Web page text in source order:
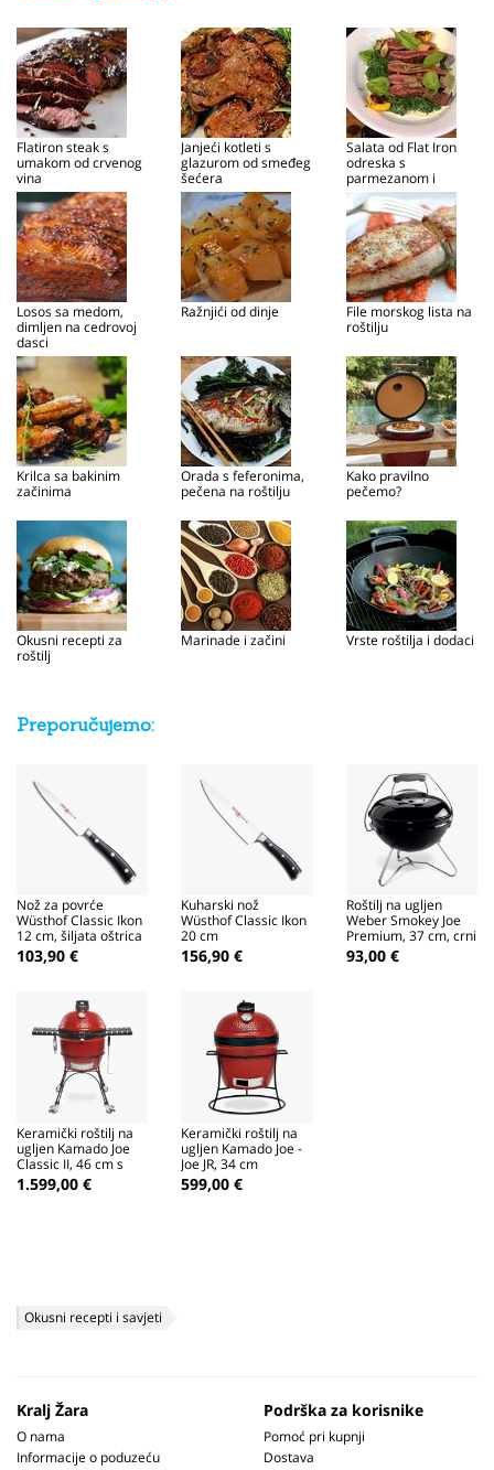
Flatiron steak s
umakom od crvenog
vina
Janjeći kotleti s
glazurom od smeđeg
šećera
Salata od Flat Iron
odreska s
parmezanom i
peršinom
Losos sa medom,
dimljen na cedrovoj
dasci
Ražnjići od dinje
File morskog lista na
roštilju
Krilca sa bakinim
začinima
Orada s feferonima,
pečena na roštilju
Kako pravilno
pečemo?
Okusni recepti za
roštilj
Marinade i začini Vrste roštilja i dodaci
Preporučujemo:
Nož za povrće
Wüsthof Classic Ikon
12 cm, šiljata oštrica
103,90 €
Kuharski nož
Wüsthof Classic Ikon
20 cm
156,90 €
Roštilj na ugljen
Weber Smokey Joe
Premium, 37 cm, crni
93,00 €
Keramički roštilj na
ugljen Kamado Joe
Classic II, 46 cm s
kolicima
1.599,00 €
Keramički roštilj na
ugljen Kamado Joe -
Joe JR, 34 cm
599,00 €
Okusni recepti i savjeti
Kralj Žara
O nama
Informacije o poduzeću
Podrška za korisnike
Pomoć pri kupnji
Dostava